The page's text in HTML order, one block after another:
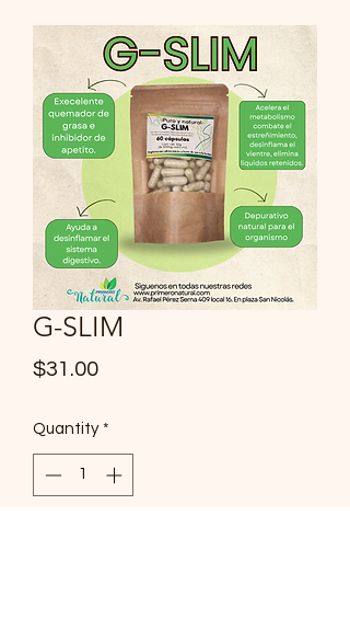
G-SLIM
$31.00Price
Quantity *